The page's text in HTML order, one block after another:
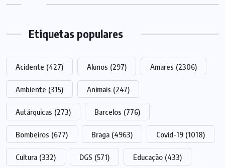
Etiquetas populares
Acidente (427) Alunos (297) Amares (2306)
Ambiente (315) Animais (247)
Autárquicas (273) Barcelos (776)
Bombeiros (677) Braga (4963) Covid-19 (1018)
Cultura (332) DGS (571) Educação (433)